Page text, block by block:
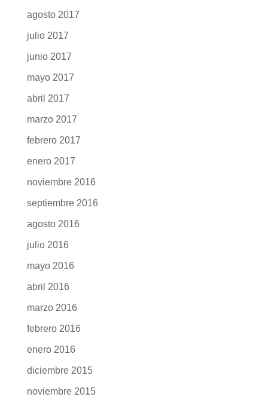
agosto 2017
julio 2017
junio 2017
mayo 2017
abril 2017
marzo 2017
febrero 2017
enero 2017
noviembre 2016
septiembre 2016
agosto 2016
julio 2016
mayo 2016
abril 2016
marzo 2016
febrero 2016
enero 2016
diciembre 2015
noviembre 2015